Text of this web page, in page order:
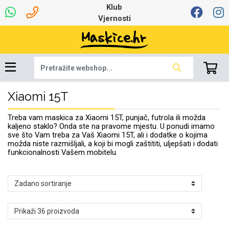
Klub
Vjernosti
Xiaomi 15T
Treba vam maskica za Xiaomi 15T, punjač, futrola ili možda
kaljeno staklo? Onda ste na pravome mjestu. U ponudi imamo
sve što Vam treba za Vaš Xiaomi 15T, ali i dodatke o kojima
možda niste razmišljali, a koji bi mogli zaštititi, uljepšati i dodati
funkcionalnosti Vašem mobitelu.
Dinamo maskice za
mobitel
Robotski usisavači
Ventilatori
Najprodavanije -
TOP 100
Ljetna kolekcija
Winter Line Art
Apple
Univerzalna oprema
za tablet
7.0 - 8.0 inča
9.0 - 10.0 inča 10.0 - 12.0 inča
Apple
Igračke i ostalo
Selfie Stick
Držači za stol Držači za bicikl
Punjači
Autopunjači Power bank
Mikrofoni
Žičane slušalice Bluetooth Zvučnici
Pametni Satovi
memorijske kartice
Oprema za Smart
Auto Kamere
Podloga za miš
Web kamere i
mikrofoni
Punjači za laptope
Ruksaci i torbice